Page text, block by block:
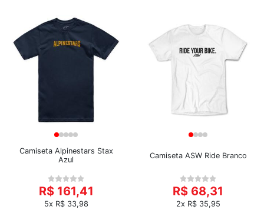
Camiseta Alpinestars Stax
Azul
R$ 161,41
5x R$ 33,98
Camiseta ASW Ride Branco
R$ 68,31
2x R$ 35,95